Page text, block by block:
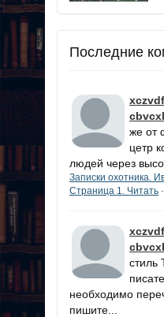
Последние
же от
цетр
людей через
Записки охотника.
Страница 1. Читать ·
стиль
необходимо
пишите...